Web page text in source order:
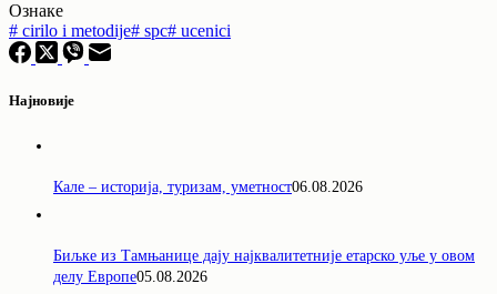
Ознаке
# cirilo i metodije# spc# ucenici
Најновије
Кале – историја, туризам, уметност06.08.2026
Биљке из Тамњанице дају најквалитетније етарско уље у овом
делу Европе05.08.2026